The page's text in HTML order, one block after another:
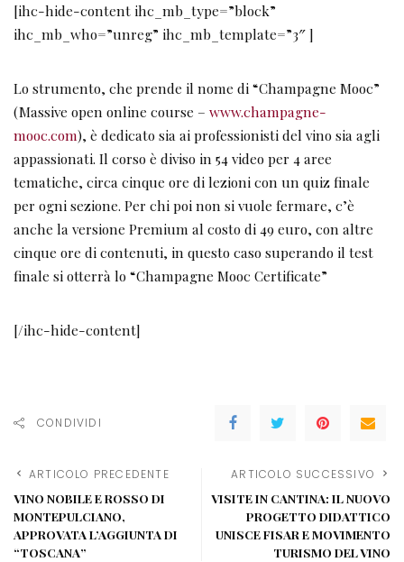
[ihc-hide-content ihc_mb_type=”block”
ihc_mb_who=”unreg” ihc_mb_template=”3″ ]
Lo strumento, che prende il nome di “Champagne Mooc”
(Massive open online course – www.champagne-
mooc.com), è dedicato sia ai professionisti del vino sia agli
appassionati. Il corso è diviso in 54 video per 4 aree
tematiche, circa cinque ore di lezioni con un quiz finale
per ogni sezione. Per chi poi non si vuole fermare, c’è
anche la versione Premium al costo di 49 euro, con altre
cinque ore di contenuti, in questo caso superando il test
finale si otterrà lo “Champagne Mooc Certificate”
[/ihc-hide-content]
CONDIVIDI
ARTICOLO PRECEDENTE
VINO NOBILE E ROSSO DI
MONTEPULCIANO,
APPROVATA L’AGGIUNTA DI
“TOSCANA”
ARTICOLO SUCCESSIVO
VISITE IN CANTINA: IL NUOVO
PROGETTO DIDATTICO
UNISCE FISAR E MOVIMENTO
TURISMO DEL VINO